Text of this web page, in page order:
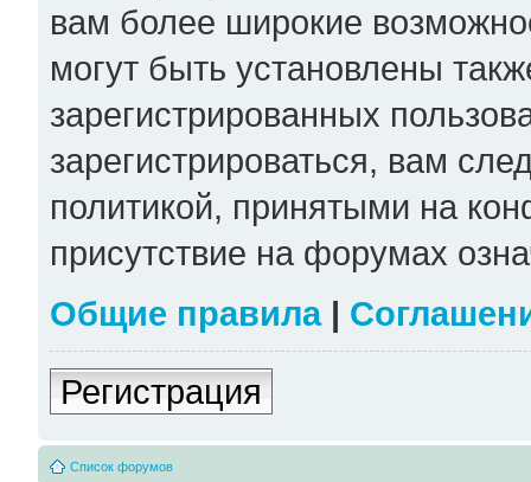
вам более широкие
могут быть установлены
зарегистрированных
зарегистрироваться, вам
политикой, принятыми на
присутствие на форумах
Общие правила|
Регистрация
Список форумов